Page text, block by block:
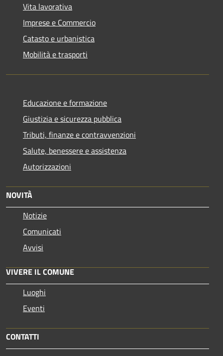
Vita lavorativa
Imprese e Commercio
Catasto e urbanistica
Mobilità e trasporti
Educazione e formazione
Giustizia e sicurezza pubblica
Tributi, finanze e contravvenzioni
Salute, benessere e assistenza
Autorizzazioni
NOVITÀ
Notizie
Comunicati
Avvisi
VIVERE IL COMUNE
Luoghi
Eventi
CONTATTI